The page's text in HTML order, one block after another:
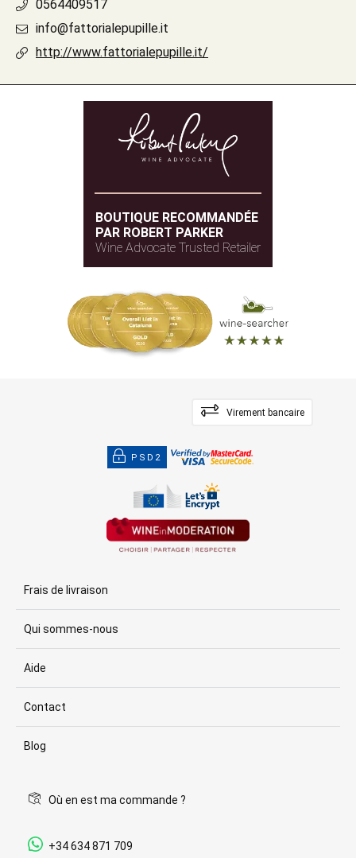
0564409517
info@fattorialepupille.it
http://www.fattorialepupille.it/
BOUTIQUE RECOMMANDÉE
PAR ROBERT PARKER
Wine Advocate Trusted Retailer
Virement bancaire
PSD2
Frais de livraison
Qui sommes-nous
Aide
Contact
Blog
Où en est ma commande ?
+34 634 871 709